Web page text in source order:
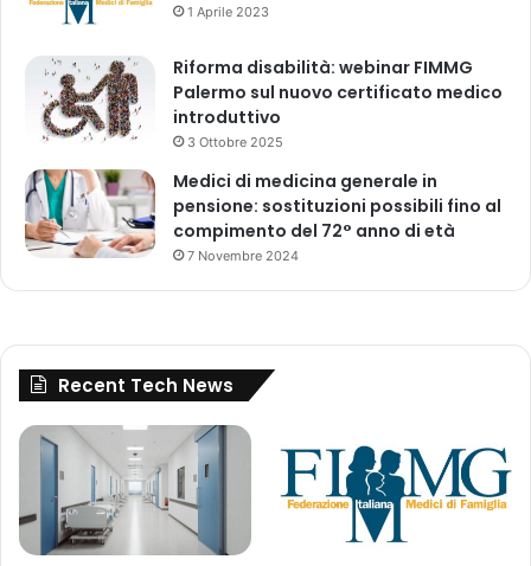
1 Aprile 2023
Riforma disabilità: webinar FIMMG
Palermo sul nuovo certificato medico
introduttivo
3 Ottobre 2025
Medici di medicina generale in
pensione: sostituzioni possibili fino al
compimento del 72° anno di età
7 Novembre 2024
Recent Tech News